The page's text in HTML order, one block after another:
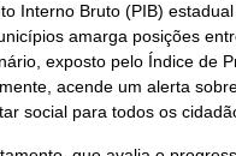
Interno Bruto (PIB)
amarga posições
exposto pelo Índice de
acende um alerta
social para todos os